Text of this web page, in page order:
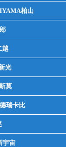
柏山
越
光
莫
瑞卡比
宇宙